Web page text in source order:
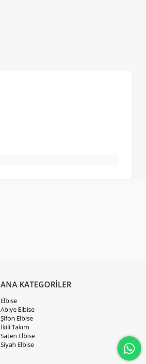
ANA KATEGORİLER
Elbise
Abiye Elbise
Şifon Elbise
İkili Takım
Saten Elbise
Siyah Elbise